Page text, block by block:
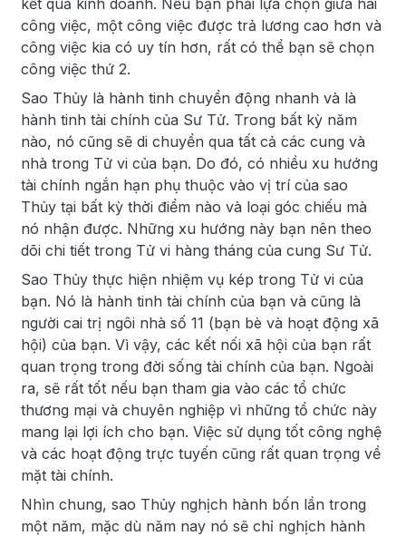
kết quả kinh doanh. Nếu bạn phải lựa chọn giữa hai
công việc, một công việc được trả lương cao hơn và
công việc kia có uy tín hơn, rất có thể bạn sẽ chọn
công việc thứ 2.
Sao Thủy là hành tinh chuyển động nhanh và là
hành tinh tài chính của Sư Tử. Trong bất kỳ năm
nào, nó cũng sẽ di chuyển qua tất cả các cung và
nhà trong Tử vi của bạn. Do đó, có nhiều xu hướng
tài chính ngắn hạn phụ thuộc vào vị trí của sao
Thủy tại bất kỳ thời điểm nào và loại góc chiếu mà
nó nhận được. Những xu hướng này bạn nên theo
dõi chi tiết trong Tử vi hàng tháng của cung Sư Tử.
Sao Thủy thực hiện nhiệm vụ kép trong Tử vi của
bạn. Nó là hành tinh tài chính của bạn và cũng là
người cai trị ngôi nhà số 11 (bạn bè và hoạt động xã
hội) của bạn. Vì vậy, các kết nối xã hội của bạn rất
quan trọng trong đời sống tài chính của bạn. Ngoài
ra, sẽ rất tốt nếu bạn tham gia vào các tổ chức
thương mại và chuyên nghiệp vì những tổ chức này
mang lại lợi ích cho bạn. Việc sử dụng tốt công nghệ
và các hoạt động trực tuyến cũng rất quan trọng về
mặt tài chính.
Nhìn chung, sao Thủy nghịch hành bốn lần trong
một năm, mặc dù năm nay nó sẽ chỉ nghịch hành